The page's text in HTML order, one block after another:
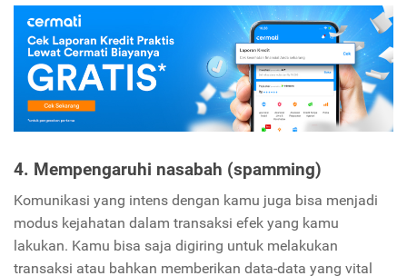
4. Mempengaruhi nasabah (spamming)
Komunikasi yang intens dengan kamu juga bisa menjadi
modus kejahatan dalam transaksi efek yang kamu
lakukan. Kamu bisa saja digiring untuk melakukan
transaksi atau bahkan memberikan data-data yang vital